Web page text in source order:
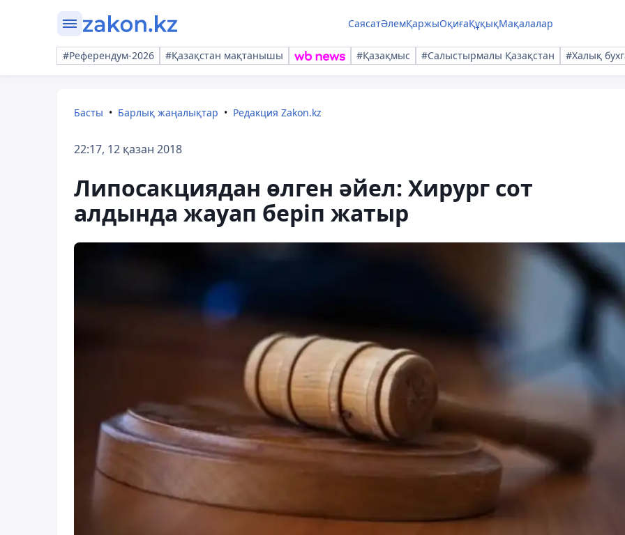
СаясатӘлемҚаржыОқиғаҚұқықМақалалар
#Референдум-2026 #Қазақстан мақтанышы #Қазақмыс #Салыстырмалы Қазақстан #Халық
Басты Барлық жаңалықтар Редакция Zakon.kz
22:17, 12 қазан 2018
Липосакциядан өлген әйел: Хирург сот
алдында жауап беріп жатыр